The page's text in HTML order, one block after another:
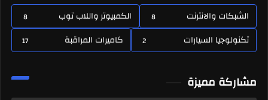
الشبكات والانترنت 8 الكمبيوتر واللاب توب 8
تكنولوجيا السيارات 2 كاميرات المراقبة 17
مشاركة مميزة